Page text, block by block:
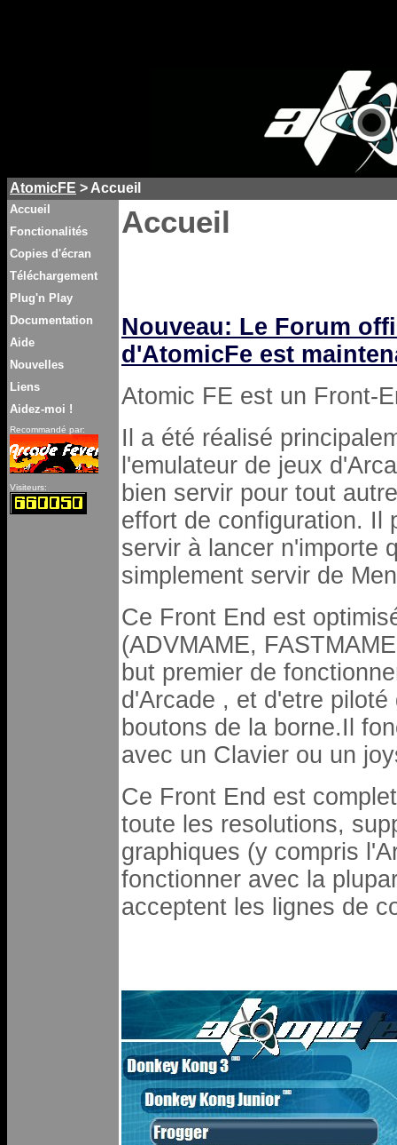
AtomicFE > Accueil
Accueil
Fonctionalités
Copies d'écran
Téléchargement
Plug'n Play
Documentation
Aide
Nouvelles
Liens
Aidez-moi !
Recommandé par:
Visiteurs:
Accueil
Nouveau: Le Forum
d'AtomicFe est
Atomic FE est un Front-
Il a été réalisé
l'emulateur de jeux
bien servir pour tout
effort de configuration. Il
servir à lancer n'importe
simplement servir de
Ce Front End est
(ADVMAME,
but premier de
d'Arcade , et d'etre
boutons de la borne.Il
avec un Clavier ou un
Ce Front End est
toute les resolutions,
graphiques (y compris
fonctionner avec la
acceptent les lignes de